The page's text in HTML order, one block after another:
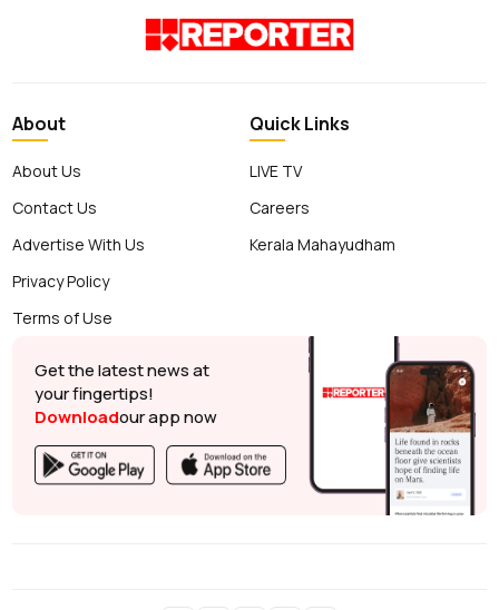
About
About Us
Contact Us
Advertise With Us
Privacy Policy
Terms of Use
Quick Links
LIVE TV
Careers
Kerala Mahayudham
Get the latest news at
your fingertips!
Downloadour app now